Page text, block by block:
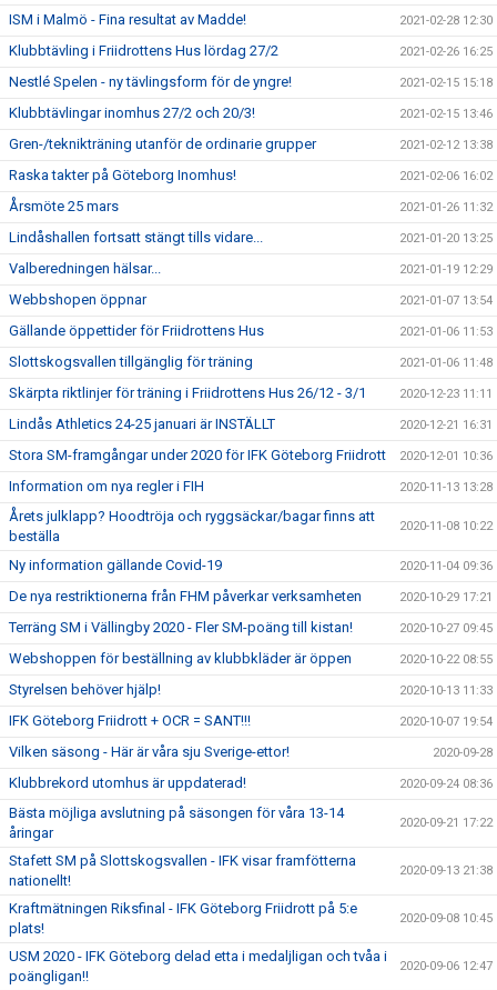
ISM i Malmö - Fina resultat av Madde! 2021-02-28 12:30
Klubbtävling i Friidrottens Hus lördag 27/2 2021-02-26 16:25
Nestlé Spelen - ny tävlingsform för de yngre! 2021-02-15 15:18
Klubbtävlingar inomhus 27/2 och 20/3! 2021-02-15 13:46
Gren-/teknikträning utanför de ordinarie grupper 2021-02-12 13:38
Raska takter på Göteborg Inomhus! 2021-02-06 16:02
Årsmöte 25 mars 2021-01-26 11:32
Lindåshallen fortsatt stängt tills vidare... 2021-01-20 13:25
Valberedningen hälsar... 2021-01-19 12:29
Webbshopen öppnar 2021-01-07 13:54
Gällande öppettider för Friidrottens Hus 2021-01-06 11:53
Slottskogsvallen tillgänglig för träning 2021-01-06 11:48
Skärpta riktlinjer för träning i Friidrottens Hus 26/12 - 3/1 2020-12-23 11:11
Lindås Athletics 24-25 januari är INSTÄLLT 2020-12-21 16:31
Stora SM-framgångar under 2020 för IFK Göteborg Friidrott 2020-12-01 10:36
Information om nya regler i FIH 2020-11-13 13:28
Årets julklapp? Hoodtröja och ryggsäckar/bagar finns att
beställa
2020-11-08 10:22
Ny information gällande Covid-19 2020-11-04 09:36
De nya restriktionerna från FHM påverkar verksamheten 2020-10-29 17:21
Terräng SM i Vällingby 2020 - Fler SM-poäng till kistan! 2020-10-27 09:45
Webshoppen för beställning av klubbkläder är öppen 2020-10-22 08:55
Styrelsen behöver hjälp! 2020-10-13 11:33
IFK Göteborg Friidrott + OCR = SANT!!! 2020-10-07 19:54
Vilken säsong - Här är våra sju Sverige-ettor! 2020-09-28
Klubbrekord utomhus är uppdaterad! 2020-09-24 08:36
Bästa möjliga avslutning på säsongen för våra 13-14
åringar
2020-09-21 17:22
Stafett SM på Slottskogsvallen - IFK visar framfötterna
nationellt!
2020-09-13 21:38
Kraftmätningen Riksfinal - IFK Göteborg Friidrott på 5:e
plats!
2020-09-08 10:45
USM 2020 - IFK Göteborg delad etta i medaljligan och tvåa i
poängligan!!
2020-09-06 12:47